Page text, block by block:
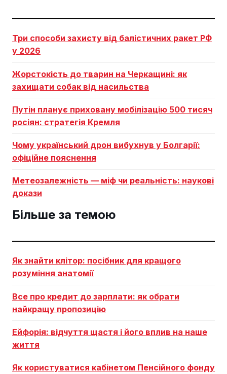
Три способи захисту від балістичних ракет РФ
у 2026
Жорстокість до тварин на Черкащині: як
захищати собак від насильства
Путін планує приховану мобілізацію 500 тисяч
росіян: стратегія Кремля
Чому український дрон вибухнув у Болгарії:
офіційне пояснення
Метеозалежність — міф чи реальність: наукові
докази
Більше за темою
Як знайти клітор: посібник для кращого
розуміння анатомії
Все про кредит до зарплати: як обрати
найкращу пропозицію
Ейфорія: відчуття щастя і його вплив на наше
життя
Як користуватися кабінетом Пенсійного фонду